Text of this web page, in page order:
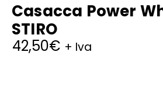
Casacca Power
STIRO
42,50€ + Iva